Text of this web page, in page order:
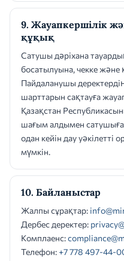
9. Жауапкершілік
құқық
Сатушы дәріхана
босатылуына, чекке және
Пайдаланушы
шарттарын сақтауға
Қазақстан
шағым алдымен сатушыға
одан кейін дау уәкілетті
мүмкін.
10. Байланыстар
Жалпы сұрақтар:
Дербес деректер:
Комплаенс:
Телефон: +7 778 497-44-